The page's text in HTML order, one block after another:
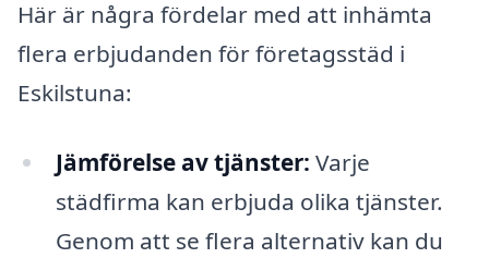
Här är några fördelar med att inhämta
flera erbjudanden för företagsstäd i
Eskilstuna:
Jämförelse av tjänster: Varje
städfirma kan erbjuda olika tjänster.
Genom att se flera alternativ kan du